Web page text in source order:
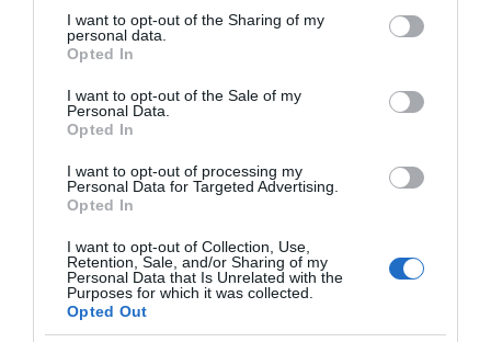
not limited to your visit or usage behaviour. You may click to
grant or deny consent to Google and its third-party tags to
use your data for below specified purposes in below Google
consent section.
I want to opt-out of the Sharing of my
personal data.
Opted In
I want to opt-out of the Sale of my
Personal Data.
Opted In
I want to opt-out of processing my
Personal Data for Targeted Advertising.
Opted In
I want to opt-out of Collection, Use,
Retention, Sale, and/or Sharing of my
Personal Data that Is Unrelated with the
Purposes for which it was collected.
Opted Out
το δικηγόρο, ή συγγενικό πρόσωπο του
εκμισθωτή γιατί ο ίδιος είναι κάτοικος
άλλοι, ή για οποιοδήποτε άλλο λόγο.
σύστημα όμως και εδώ δεν θα «βλέπει»
τις τραπεζικές καταβολές σε λογαριασμό
του ιδιοκτήτη και θα τον τιμωρεί με
Γι΄αυτό, εν όψει της κατάθεσης του
σχετικού νομοθετήματος στη Βουλή για
ψήφιση προτείνουμε προς τους